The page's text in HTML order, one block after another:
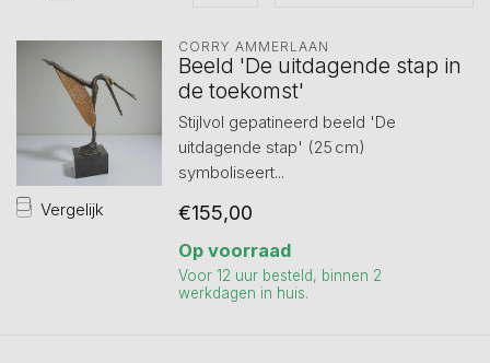
Vergelijk
CORRY AMMERLAAN
Beeld 'De uitdagende stap in
de toekomst'
Stijlvol gepatineerd beeld 'De
uitdagende stap' (25 cm)
symboliseert...
€155,00
Op voorraad
Voor 12 uur besteld, binnen 2
werkdagen in huis.